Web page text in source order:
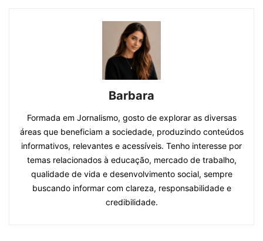
Barbara
Formada em Jornalismo, gosto de explorar as diversas
áreas que beneficiam a sociedade, produzindo conteúdos
informativos, relevantes e acessíveis. Tenho interesse por
temas relacionados à educação, mercado de trabalho,
qualidade de vida e desenvolvimento social, sempre
buscando informar com clareza, responsabilidade e
credibilidade.